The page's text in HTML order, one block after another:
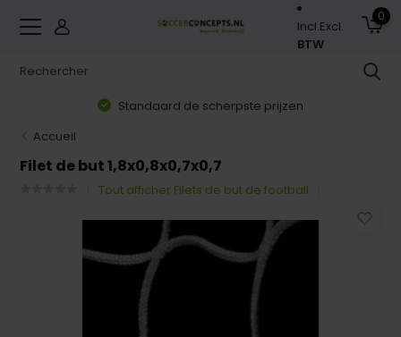
Incl.Excl.
BTW
0
Standaard de scherpste prijzen
Accueil
Filet de but 1,8x0,8x0,7x0,7
Tout afficher Filets de but de football